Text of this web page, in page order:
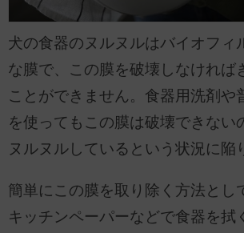
犬の食器のヌルヌルはバイオフィ
な膜で、この膜を破壊しなければ
ことができません。食器用洗剤や
を使ってもこの膜は破壊できない
ヌルヌルしているという状況に陥
簡単にこの膜を取り除く方法とし
キッチンペーパーなどで食器を拭